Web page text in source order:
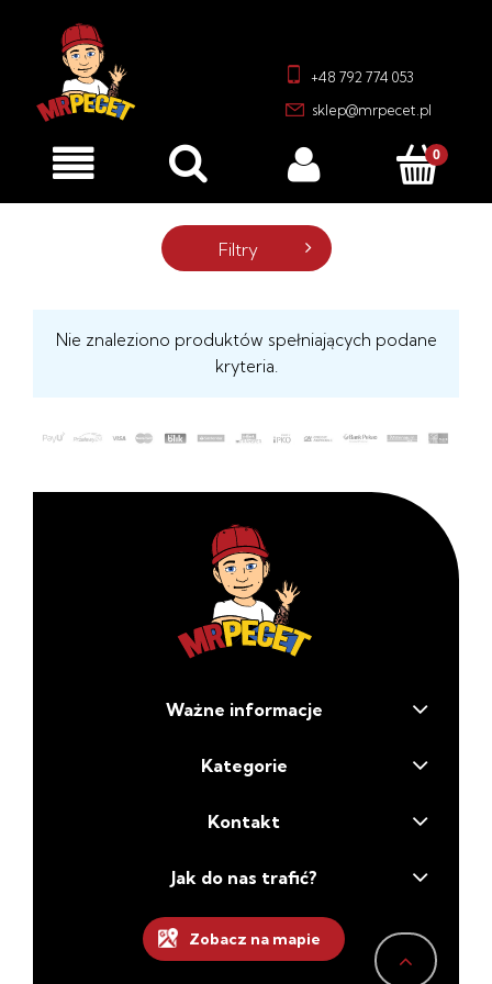
+48 792 774 053
sklep@mrpecet.pl
Filtry
Nie znaleziono produktów spełniających podane
kryteria.
Ważne informacje
Kategorie
Kontakt
Jak do nas trafić?
Zobacz na mapie